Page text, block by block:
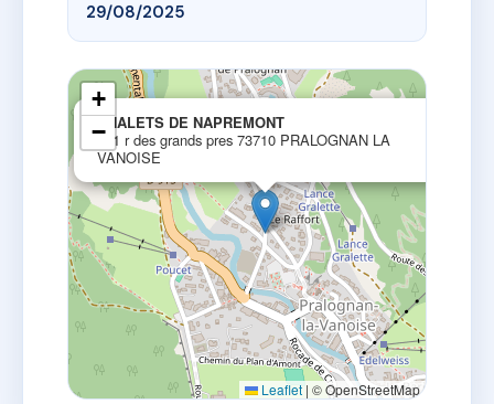
29/08/2025
CHALETS DE NAPREMONT
201 r des grands pres 73710 PRALOGNAN LA
VANOISE
+
−
Leaflet | © OpenStreetMap